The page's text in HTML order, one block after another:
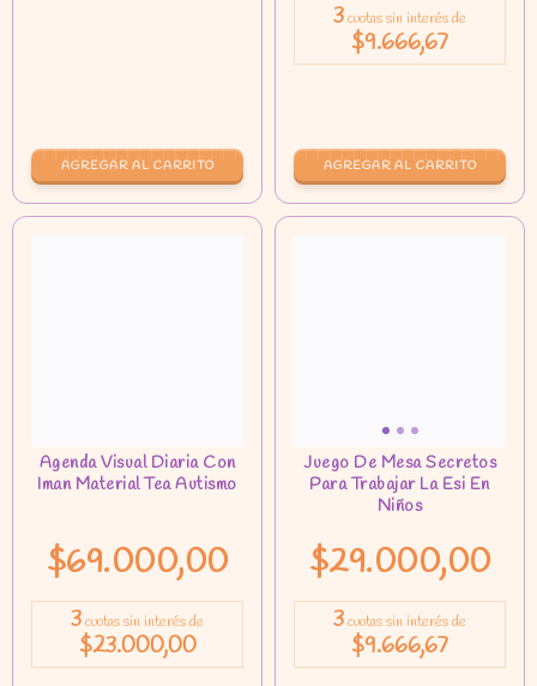
3cuotas sin interés de
$9.666,67
$69.000,00
3cuotas sin interés de
$23.000,00
$29.000,00
3cuotas sin interés de
$9.666,67